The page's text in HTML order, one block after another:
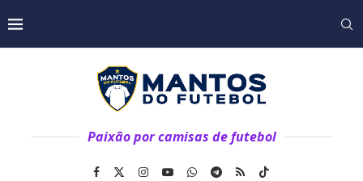
Paixão por camisas de futebol